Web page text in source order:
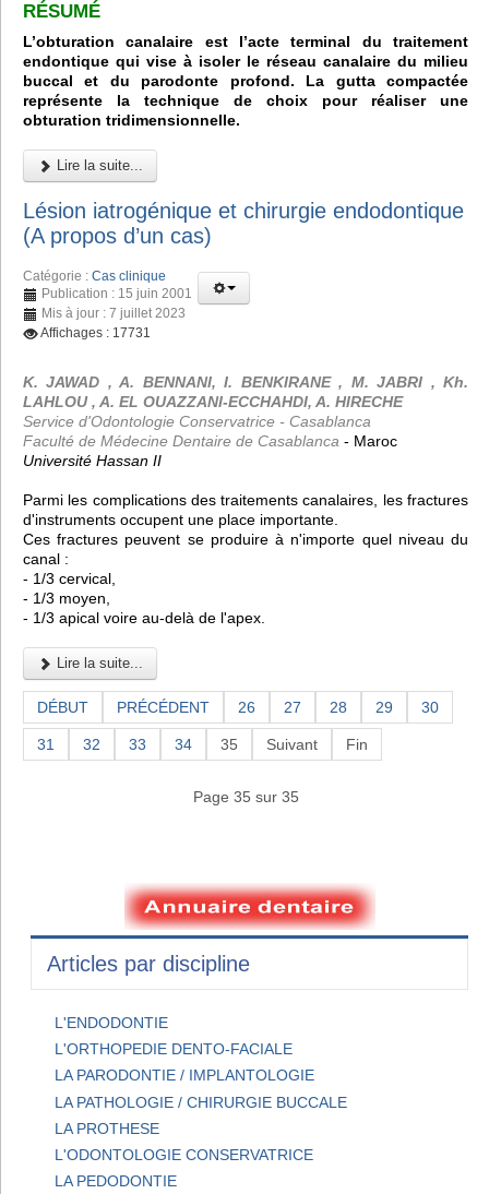
RÉSUMÉ
L’obturation canalaire est l’acte terminal du traitement
endontique qui vise à isoler le réseau canalaire du milieu
buccal et du parodonte profond. La gutta compactée
représente la technique de choix pour réaliser une
obturation tridimensionnelle.
Lire la suite...
Lésion iatrogénique et chirurgie endodontique
(A propos d’un cas)
Catégorie : Cas clinique
Publication : 15 juin 2001
Mis à jour : 7 juillet 2023
Affichages : 17731
K. JAWAD , A. BENNANI, I. BENKIRANE , M. JABRI , Kh.
LAHLOU , A. EL OUAZZANI-ECCHAHDI, A. HIRECHE
Service d'Odontologie Conservatrice - Casablanca
Faculté de Médecine Dentaire de Casablanca - Maroc
Université Hassan II
Parmi les complications des traitements canalaires, les fractures
d'instruments occupent une place importante.
Ces fractures peuvent se produire à n'importe quel niveau du
canal :
- 1/3 cervical,
- 1/3 moyen,
- 1/3 apical voire au-delà de l'apex.
Lire la suite...
DÉBUT PRÉCÉDENT 26 27 28 29 30
31 32 33 34 35 Suivant Fin
Page 35 sur 35
Articles par discipline
L'ENDODONTIE
L'ORTHOPEDIE DENTO-FACIALE
LA PARODONTIE / IMPLANTOLOGIE
LA PATHOLOGIE / CHIRURGIE BUCCALE
LA PROTHESE
L'ODONTOLOGIE CONSERVATRICE
LA PEDODONTIE